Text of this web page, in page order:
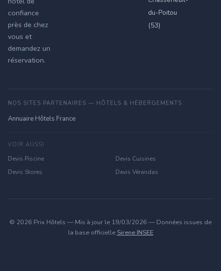
confiance
près de chez
vous et
demandez un
réservation.
du-Poitou
(53)
NOS SITES PARTENAIRES — HÔTELS & HÉBERGEMENTS
Annuaire Hôtels France
VOIR AUSSI
Devis Piscine
Devis Cuisines
Devis Stores
Devis Vérandas
© 2026 Prix Hôtels — Mis à jour le 19/03/2026 — Données issues de
la base officielle Sirene INSEE